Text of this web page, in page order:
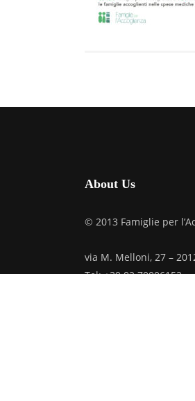
About Us
© 2013 Famiglie per
via M. Melloni, 27 –
Tel: +39.02.70006152